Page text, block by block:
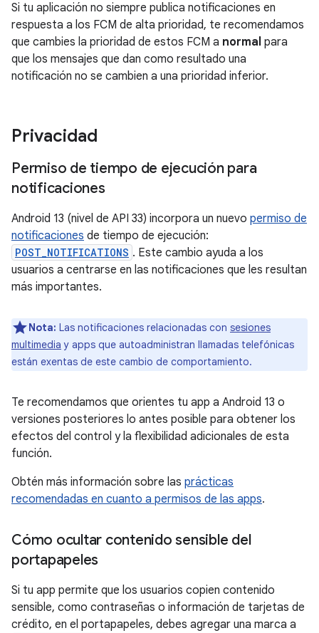
Si tu aplicación no siempre publica notificaciones en
respuesta a los FCM de alta prioridad, te recomendamos
que cambies la prioridad de estos FCM a normal para
que los mensajes que dan como resultado una
notificación no se cambien a una prioridad inferior.
Privacidad
Permiso de tiempo de ejecución para
notificaciones
Android 13 (nivel de API 33) incorpora un nuevo permiso de
notificaciones de tiempo de ejecución:
POST_NOTIFICATIONS . Este cambio ayuda a los
usuarios a centrarse en las notificaciones que les resultan
más importantes.
Nota: Las notificaciones relacionadas con sesiones
multimedia y apps que autoadministran llamadas telefónicas
están exentas de este cambio de comportamiento.
Te recomendamos que orientes tu app a Android 13 o
versiones posteriores lo antes posible para obtener los
efectos del control y la flexibilidad adicionales de esta
función.
Obtén más información sobre las prácticas
recomendadas en cuanto a permisos de las apps.
Cómo ocultar contenido sensible del
portapapeles
Si tu app permite que los usuarios copien contenido
sensible, como contraseñas o información de tarjetas de
crédito, en el portapapeles, debes agregar una marca a